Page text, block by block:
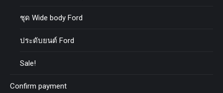
ชุด Wide body Ford
ประดับยนต์ Ford
Sale!
Confirm payment